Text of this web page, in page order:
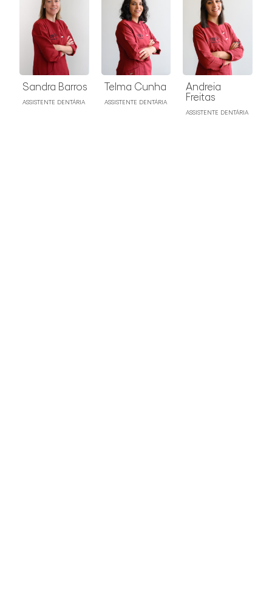
Sandra Barros
ASSISTENTE DENTÁRIA
Telma Cunha
ASSISTENTE DENTÁRIA
Andreia
Freitas
ASSISTENTE DENTÁRIA